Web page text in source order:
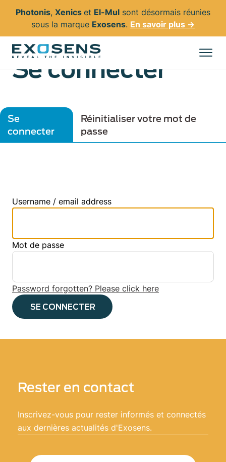
Aller
principal
Photonis, Xenics et El-Mul sont désormais réunies
sous la marque Exosens. En savoir plus →
Se connecter
Onglets
principaux
Se
connecter
Réinitialiser votre mot de
passe
Username / email address
Mot de passe
Password forgotten? Please click here
Rester en contact
Inscrivez-vous pour rester informés et connectés
aux dernières actualités d'Exosens.